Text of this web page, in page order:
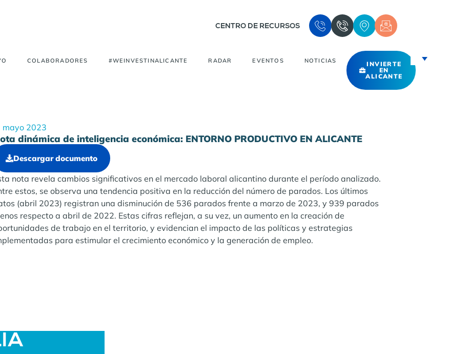
CENTRO DE RECURSOS
COLABORADORES #WEINVESTINALICANTE RADAR EVENTOS NOTICIAS
INVIERTE
EN
ALICANTE
mayo 2023
dinámica de inteligencia económica: ENTORNO PRODUCTIVO EN ALICANTE
Descargar documento
nota revela cambios significativos en el mercado laboral alicantino durante el período analizado.
estos, se observa una tendencia positiva en la reducción del número de parados. Los últimos
(abril 2023) registran una disminución de 536 parados frente a marzo de 2023, y 939 parados
respecto a abril de 2022. Estas cifras reflejan, a su vez, un aumento en la creación de
de trabajo en el territorio, y evidencian el impacto de las políticas y estrategias
para estimular el crecimiento económico y la generación de empleo.